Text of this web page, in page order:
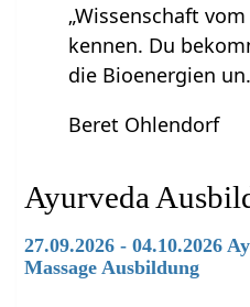
„Wissenschaft
kennen. Du
die Bioenergien
Beret Ohlendorf
Ayurveda
27.09.2026 - 04.10.2026
Massage Ausbildung